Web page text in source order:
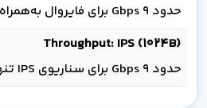
حدود ۹ Gbps برای فایروال به‌همراه AVC و IPS فعال
Throughput: IPS (1024B)
حدود ۹ Gbps برای سناریوی IPS تنها